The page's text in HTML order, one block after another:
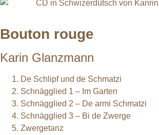
Bouton rouge
Karin Glanzmann
De Schlipf und de Schmatzi
Schnägglied 1 – Im Garten
Schnägglied 2 – De armi Schmatzi
Schnägglied 3 – Bi de Zwerge
Zwergetanz